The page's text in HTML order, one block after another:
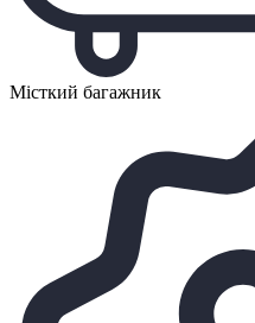
Місткий багажник